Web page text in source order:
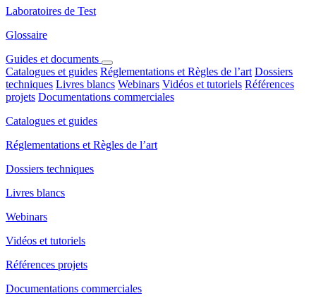
Laboratoires de Test
Glossaire
Guides et documents
Catalogues et guides Réglementations et Règles de l’art Dossiers
techniques Livres blancs Webinars Vidéos et tutoriels Références
projets Documentations commerciales
Catalogues et guides
Réglementations et Règles de l’art
Dossiers techniques
Livres blancs
Webinars
Vidéos et tutoriels
Références projets
Documentations commerciales